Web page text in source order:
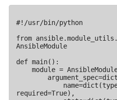
#!/usr/bin/python
from
AnsibleModule
def main():
required=True),